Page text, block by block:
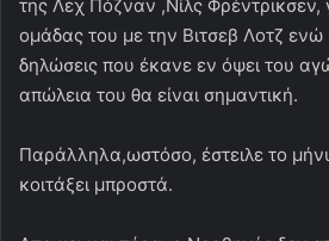
της Λεχ Πόζναν ,Νίλς Φρέντρικσεν,
ομάδας του με την Βιτσεβ Λοτζ ενώ
δηλώσεις που έκανε εν όψει του
απώλεια του θα είναι σημαντική.
Παράλληλα,ωστόσο, έστειλε το
κοιτάξει μπροστά.